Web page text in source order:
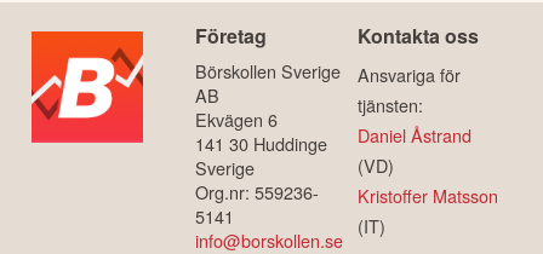
Företag
Börskollen Sverige
AB
Ekvägen 6
141 30 Huddinge
Sverige
Org.nr: 559236-
5141
info@borskollen.se
Kontakta oss
Ansvariga för
tjänsten:
Daniel Åstrand
(VD)
Kristoffer Matsson
(IT)